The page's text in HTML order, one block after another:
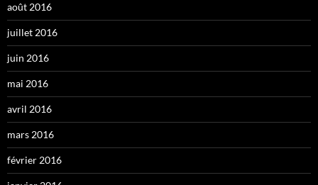
août 2016
juillet 2016
juin 2016
mai 2016
avril 2016
mars 2016
février 2016